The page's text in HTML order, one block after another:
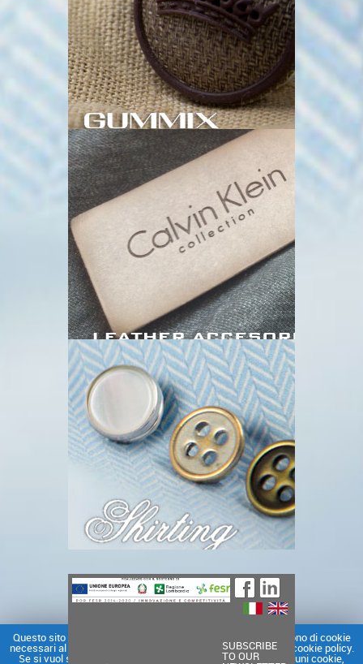
SUBSCRIBE
TO OUR
Questo sito o gli strumenti terzi da questo utilizzati si avvalgono di cookie
necessari al funzionamento ed utili alle finalità illustrate nella cookie policy.
Se si vuol saperne di più o negare il consenso a tutti o ad alcuni cookie,